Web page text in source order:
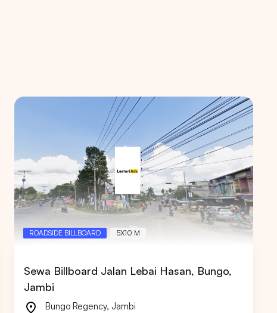
ROADSIDE BILLBOARD 5X10 M
Sewa Billboard Jalan Lebai Hasan, Bungo,
Jambi
Bungo Regency, Jambi